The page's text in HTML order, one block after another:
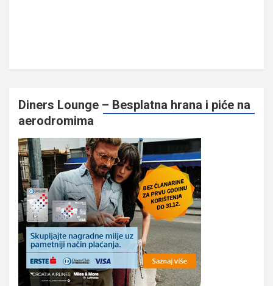
Diners Lounge – Besplatna hrana i piće na
aerodromima